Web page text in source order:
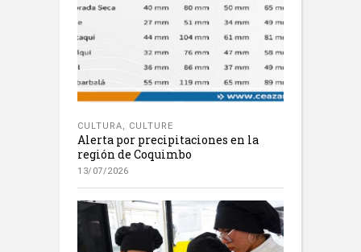
CULTURA, CULTURE
Alerta por precipitaciones en la
región de Coquimbo
13/07/2026